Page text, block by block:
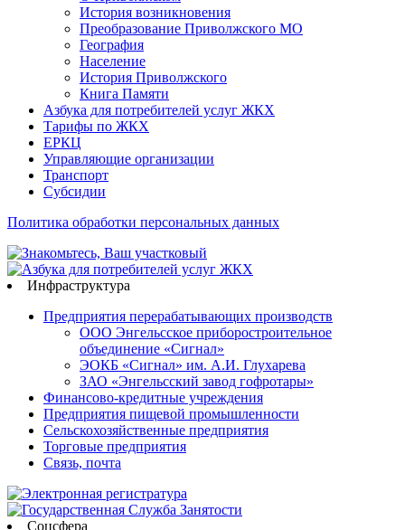
История возникновения
Преобразование Приволжского МО
География
Население
История Приволжского
Книга Памяти
Азбука для потребителей услуг ЖКХ
Тарифы по ЖКХ
ЕРКЦ
Управляющие организации
Транспорт
Субсидии
Политика обработки персональных данных
Инфраструктура
Предприятия перерабатывающих производств
ООО Энгельсское приборостроительное
объединение «Сигнал»
ЭОКБ «Сигнал» им. А.И. Глухарева
ЗАО «Энгельсский завод гофротары»
Финансово-кредитные учреждения
Предприятия пищевой промышленности
Сельскохозяйственные предприятия
Торговые предприятия
Связь, почта
Соцсфера